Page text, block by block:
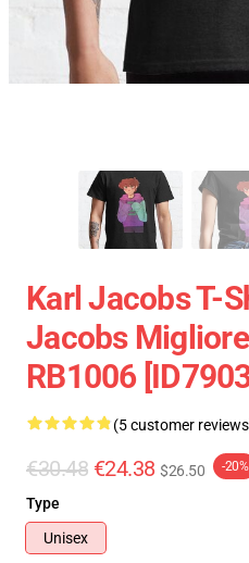
Karl Jacobs T-
Jacobs
RB1006
(5 customer
€30.48 €24.38 $26.50 -20%
Type
Unisex